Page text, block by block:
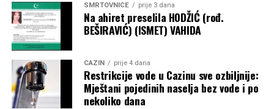
SMRTOVNICE prije 3 dana
Na ahiret preselila HODŽIĆ (rođ.
BEŠIRAVIĆ) (ISMET) VAHIDA
CAZIN prije 4 dana
Restrikcije vode u Cazinu sve ozbiljnije:
Mještani pojedinih naselja bez vode i po
nekoliko dana